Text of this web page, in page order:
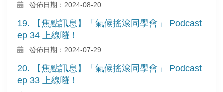
發佈日期：2024-08-20
19. 【焦點訊息】「氣候搖滾同學會」 Podcast
ep 34 上線囉！
發佈日期：2024-07-29
20. 【焦點訊息】「氣候搖滾同學會」 Podcast
ep 33 上線囉！